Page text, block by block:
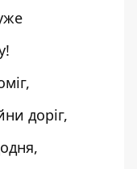
доріг,